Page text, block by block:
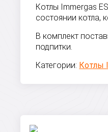
Котлы Immergas
состоянии котла,
В комплект
подпитки.
Категории: Котлы